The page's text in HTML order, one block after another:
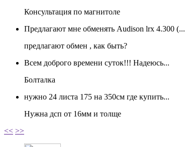
Консультация по магнитоле
Предлагают мне обменять Audison lrx 4.300 (...
предлагают обмен , как быть?
Всем доброго времени суток!!! Надеюсь...
Болталка
нужно 24 листа 175 на 350см где купить...
Нужна дсп от 16мм и толще
<< >>